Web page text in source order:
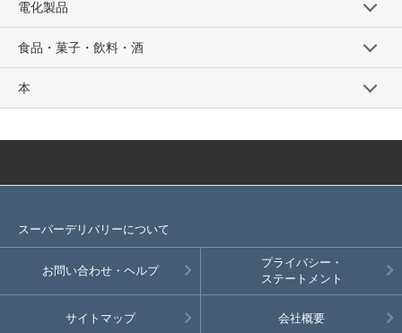
電化製品
食品・菓子・飲料・酒
本
スーパーデリバリーについて
お問い合わせ・ヘルプ
プライバシー・
ステートメント
サイトマップ 会社概要